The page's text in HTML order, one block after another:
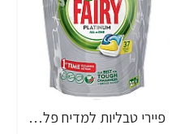
פיירי טבליות למדיח פלטינום הכל באחד 37 יחידות - מבית FAIRY